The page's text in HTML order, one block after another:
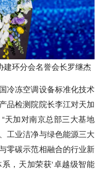
建环分会名誉会长罗继杰
冷冻空调设备标准化技术
品检测院院长李江对天加
天加对南京总部三大基地
工业洁净与绿色能源三大
零碳示范相融合的行业新
，天加荣获‘卓越级智能